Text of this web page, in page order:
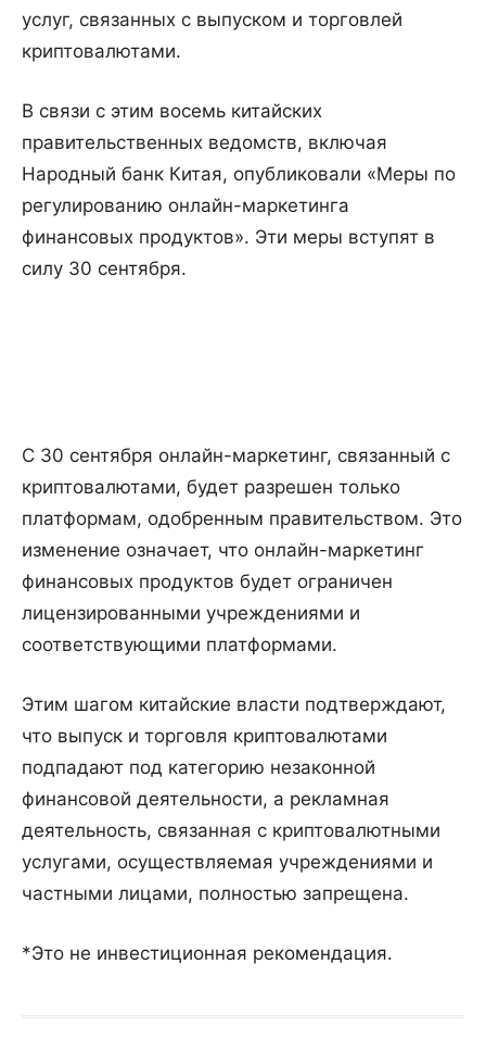
услуг, связанных с выпуском и торговлей
криптовалютами.
В связи с этим восемь китайских
правительственных ведомств, включая
Народный банк Китая, опубликовали «Меры по
регулированию онлайн-маркетинга
финансовых продуктов». Эти меры вступят в
силу 30 сентября.
С 30 сентября онлайн-маркетинг, связанный с
криптовалютами, будет разрешен только
платформам, одобренным правительством. Это
изменение означает, что онлайн-маркетинг
финансовых продуктов будет ограничен
лицензированными учреждениями и
соответствующими платформами.
Этим шагом китайские власти подтверждают,
что выпуск и торговля криптовалютами
подпадают под категорию незаконной
финансовой деятельности, а рекламная
деятельность, связанная с криптовалютными
услугами, осуществляемая учреждениями и
частными лицами, полностью запрещена.
*Это не инвестиционная рекомендация.